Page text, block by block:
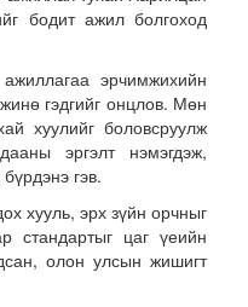
бодит ажил болгоход
эрчимжихийн
гэдгийг онцлов. Мөн
хуулийг боловсруулж
эргэлт нэмэгдэж,
гэв.
хууль, эрх зүйн орчныг
стандартыг цаг үеийн
олон улсын жишигт